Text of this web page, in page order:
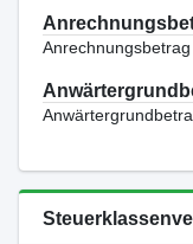
Anrechnungsbetrag